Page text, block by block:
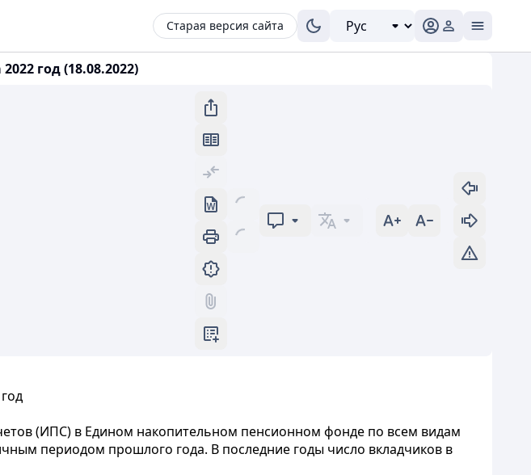
Старая версия сайта
год (18.08.2022)
(ИПС) в Едином накопительном пенсионном фонде по всем видам
периодом прошлого года. В последние годы число вкладчиков в